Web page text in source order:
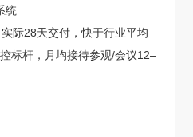
统
际28天交付，快于行业平均
标杆，月均接待参观/会议12–